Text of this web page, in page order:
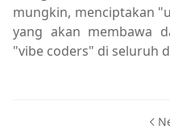
mungkin, menciptakan
yang akan membawa
"vibe coders" di seluruh